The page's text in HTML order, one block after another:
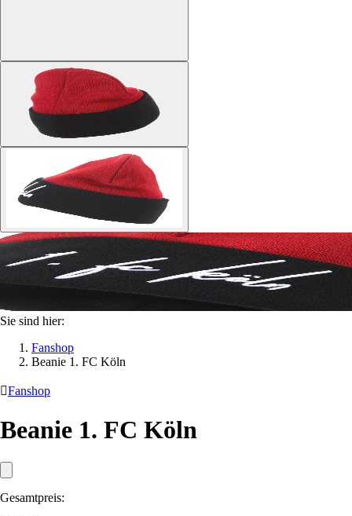
Sie sind hier:
Fanshop
Beanie 1. FC Köln
Fanshop
Beanie 1. FC Köln
Gesamtpreis: